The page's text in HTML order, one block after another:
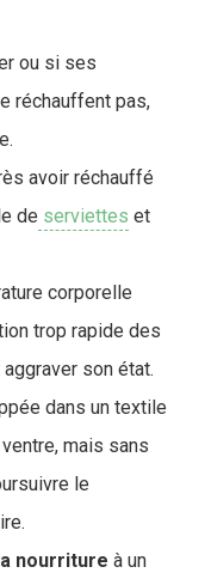
ou si ses
réchauffent pas,
avoir réchauffé
de serviettes et
corporelle
trop rapide des
son état.
dans un textile
mais sans
le
nourriture à un